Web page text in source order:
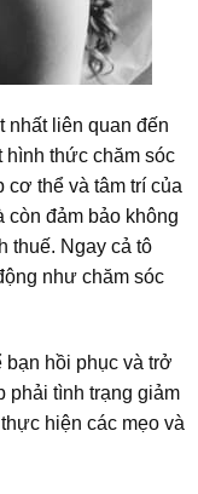
liên quan đến
hình thức chăm sóc
cơ thể và tâm trí của
đảm bảo không
thuế. Ngay cả tô
như chăm sóc
hồi phục và trở
phải tình trạng giảm
hiện các mẹo và